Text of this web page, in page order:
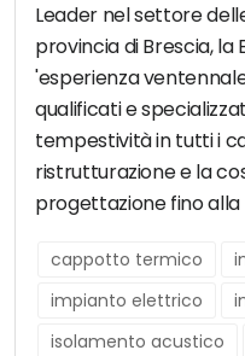
Leader nel settore
provincia di Brescia, la
'esperienza
qualificati e
tempestività in tutti i
ristrutturazione e la
progettazione fino alla
cappotto termico
impianto elettrico
isolamento acustico